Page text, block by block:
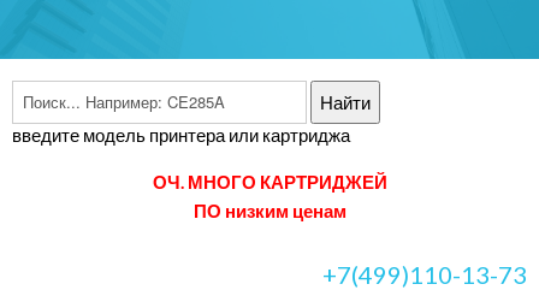
введите модель принтера или картриджа
ОЧ. МНОГО КАРТРИДЖЕЙ
ПО низким ценам
+7(499)110-13-73